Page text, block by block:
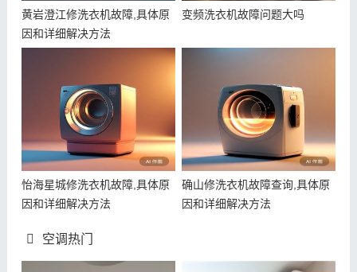
黄岩澄江修洗衣机故障,具体原
因和详细解决方法
变频洗衣机故障问题大吗
怡海星城修洗衣机故障,具体原
因和详细解决方法
确山修洗衣机故障查询,具体原
因和详细解决方法
空调热门